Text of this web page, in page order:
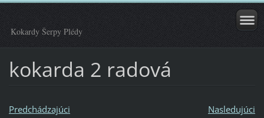
Kokardy Šerpy Plédy
kokarda 2 radová
Predchádzajúci
Nasledujúci